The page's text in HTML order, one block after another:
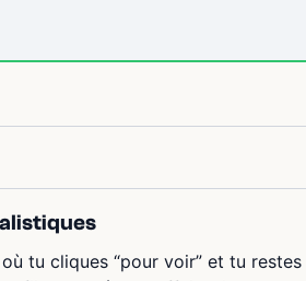
tu cliques “pour voir” et tu